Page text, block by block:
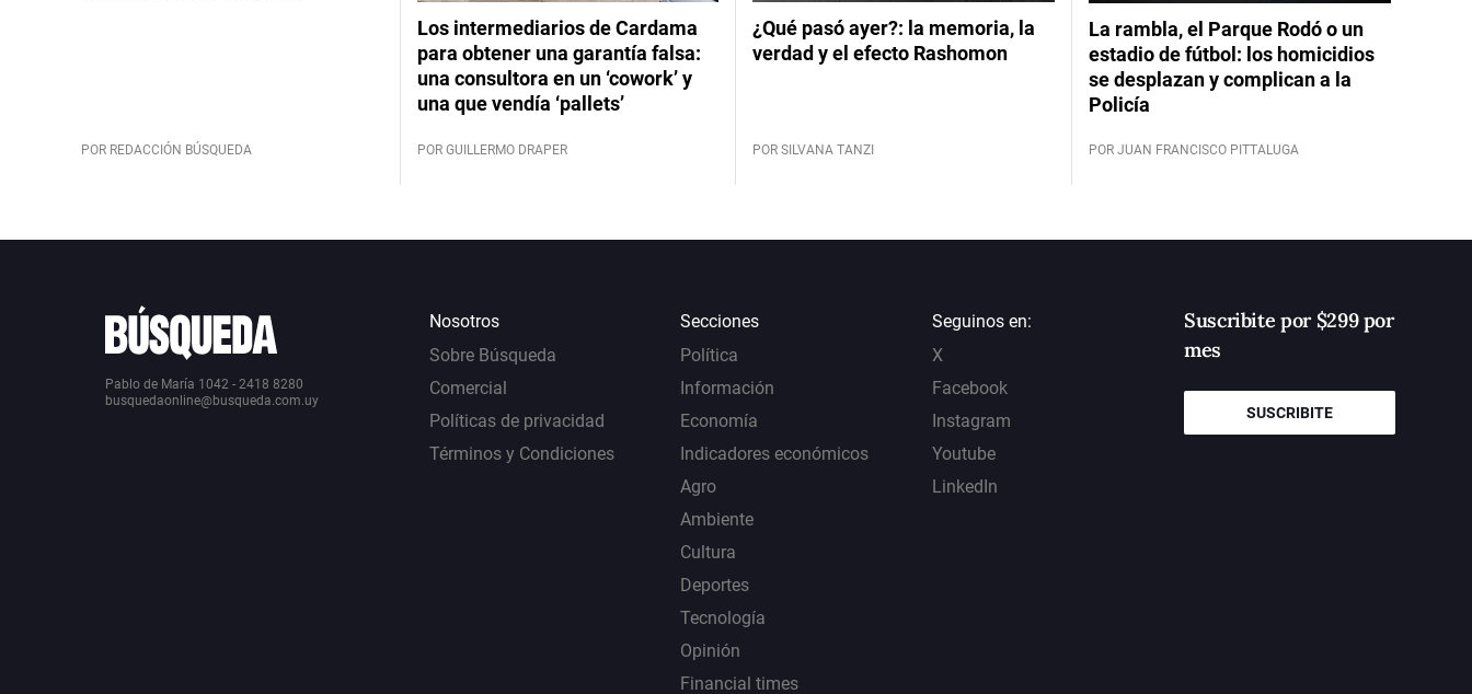
POR REDACCIÓN BÚSQUEDA
Los intermediarios de Cardama
para obtener una garantía falsa:
una consultora en un ‘cowork’ y
una que vendía ‘pallets’
POR GUILLERMO DRAPER
¿Qué pasó ayer?: la memoria, la
verdad y el efecto Rashomon
POR SILVANA TANZI
La rambla, el Parque Rodó o un
estadio de fútbol: los homicidios
se desplazan y complican a la
Policía
POR JUAN FRANCISCO PITTALUGA
Pablo de María 1042 - 2418 8280
busquedaonline@busqueda.com.uy
Nosotros
Sobre Búsqueda
Comercial
Políticas de privacidad
Términos y Condiciones
Secciones
Política
Información
Economía
Indicadores económicos
Agro
Ambiente
Cultura
Deportes
Tecnología
Opinión
Financial times
Seguinos en:
X
Facebook
Instagram
Youtube
LinkedIn
Suscribite por $299 por
mes
SUSCRIBITE